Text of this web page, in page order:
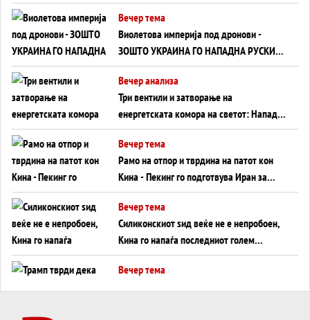
Вечер тема
Виолетова империја под дронови -
ЗОШТО УКРАИНА ГО НАПАДНА РУСКИОТ
WILDBERRIES
Вечер анализа
Три вентили и затворање на
енергетската комора на светот: Нападот
во Суец најавува глобален енергетски
инфаркт?
Вечер тема
Рамо на отпор и тврдина на патот кон
Кина - Пекинг го подготвува Иран за
американска копнена инвазија
Вечер тема
Силиконскиот ѕид веќе не е непробоен,
Кина го напаѓа последниот голем
монопол на Западот?
Вечер тема